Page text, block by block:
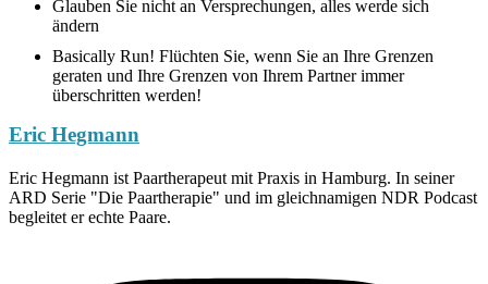
Glauben Sie nicht an Versprechungen, alles werde sich
ändern
Basically Run! Flüchten Sie, wenn Sie an Ihre Grenzen
geraten und Ihre Grenzen von Ihrem Partner immer
überschritten werden!
Eric Hegmann
Eric Hegmann ist Paartherapeut mit Praxis in Hamburg. In seiner
ARD Serie "Die Paartherapie" und im gleichnamigen NDR Podcast
begleitet er echte Paare.